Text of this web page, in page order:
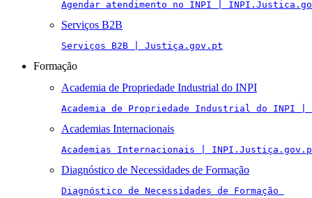
Agendar atendimento no INPI |
Serviços B2B
Serviços B2B | Justiça.gov.pt
Formação
Academia de Propriedade Industrial do INPI
Academia de Propriedade Industrial do INPI
Academias Internacionais
Academias Internacionais |
Diagnóstico de Necessidades de Formação
Diagnóstico de Necessidades de Formação